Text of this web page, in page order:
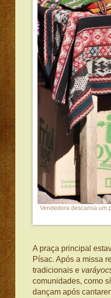
Vendedora descansa um
A praça principal
Písac. Após a missa
tradicionais e
comunidades, como
dançam após